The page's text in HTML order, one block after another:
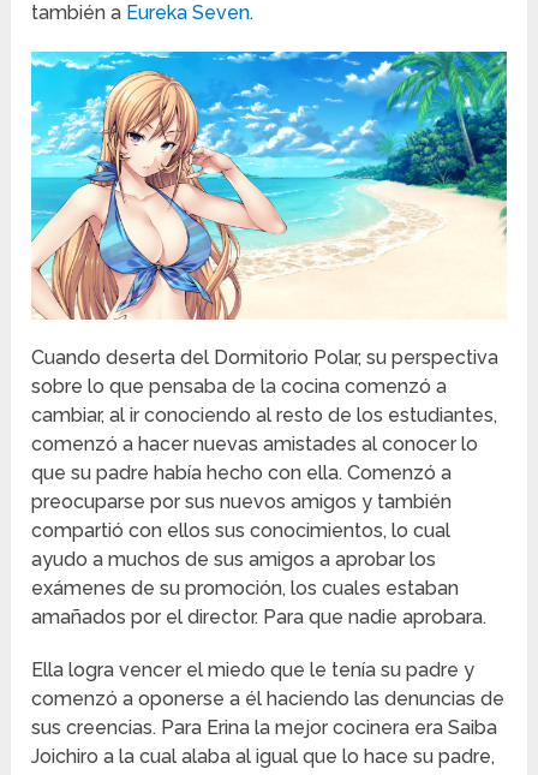
también a Eureka Seven.
Cuando deserta del Dormitorio Polar, su perspectiva
sobre lo que pensaba de la cocina comenzó a
cambiar, al ir conociendo al resto de los estudiantes,
comenzó a hacer nuevas amistades al conocer lo
que su padre había hecho con ella. Comenzó a
preocuparse por sus nuevos amigos y también
compartió con ellos sus conocimientos, lo cual
ayudo a muchos de sus amigos a aprobar los
exámenes de su promoción, los cuales estaban
amañados por el director. Para que nadie aprobara.
Ella logra vencer el miedo que le tenía su padre y
comenzó a oponerse a él haciendo las denuncias de
sus creencias. Para Erina la mejor cocinera era Saiba
Joichiro a la cual alaba al igual que lo hace su padre,